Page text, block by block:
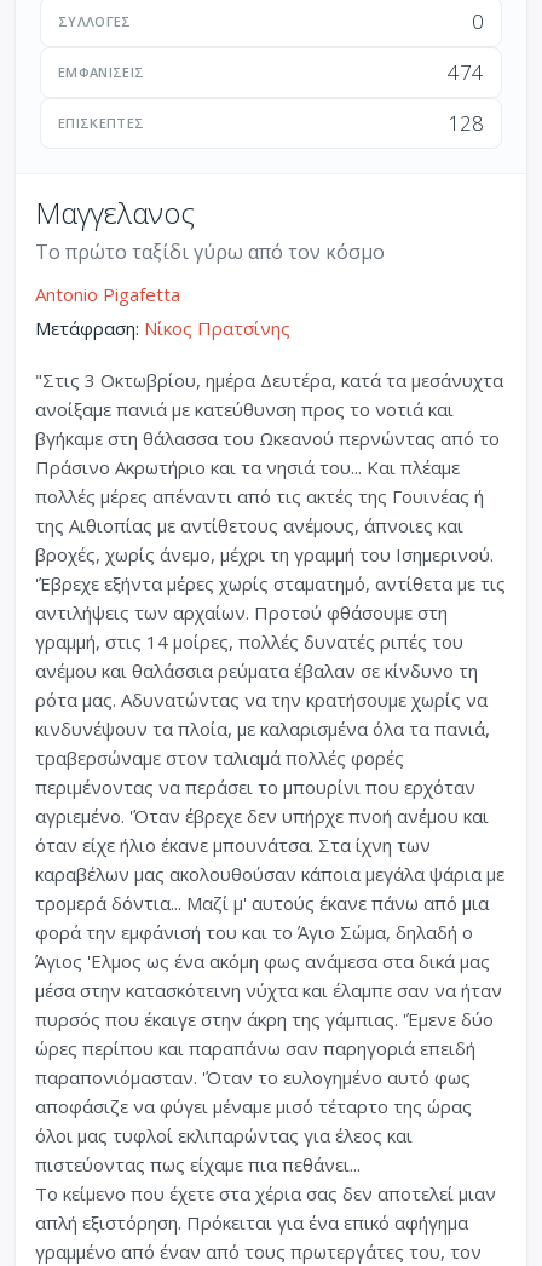
ΣΥΛΛΟΓΈΣ 0
ΕΜΦΑΝΊΣΕΙΣ 474
ΕΠΙΣΚΈΠΤΕΣ 128
Μαγγελανος
Το πρώτο ταξίδι γύρω από τον κόσμο
Antonio Pigafetta
Μετάφραση: Νίκος Πρατσίνης
"Στις 3 Οκτωβρίου, ημέρα Δευτέρα, κατά τα μεσάνυχτα
ανοίξαμε πανιά με κατεύθυνση προς το νοτιά και
βγήκαμε στη θάλασσα του Ωκεανού περνώντας από το
Πράσινο Ακρωτήριο και τα νησιά του... Και πλέαμε
πολλές μέρες απέναντι από τις ακτές της Γουινέας ή
της Αιθιοπίας με αντίθετους ανέμους, άπνοιες και
βροχές, χωρίς άνεμο, μέχρι τη γραμμή του Ισημερινού.
'Έβρεχε εξήντα μέρες χωρίς σταματημό, αντίθετα με τις
αντιλήψεις των αρχαίων. Προτού φθάσουμε στη
γραμμή, στις 14 μοίρες, πολλές δυνατές ριπές του
ανέμου και θαλάσσια ρεύματα έβαλαν σε κίνδυνο τη
ρότα μας. Αδυνατώντας να την κρατήσουμε χωρίς να
κινδυνέψουν τα πλοία, με καλαρισμένα όλα τα πανιά,
τραβερσώναμε στον ταλιαμά πολλές φορές
περιμένοντας να περάσει το μπουρίνι που ερχόταν
αγριεμένο. 'Όταν έβρεχε δεν υπήρχε πνοή ανέμου και
όταν είχε ήλιο έκανε μπουνάτσα. Στα ίχνη των
καραβέλων μας ακολουθούσαν κάποια μεγάλα ψάρια με
τρομερά δόντια... Μαζί μ' αυτούς έκανε πάνω από μια
φορά την εμφάνισή του και το Άγιο Σώμα, δηλαδή ο
Άγιος 'Ελμος ως ένα ακόμη φως ανάμεσα στα δικά μας
μέσα στην κατασκότεινη νύχτα και έλαμπε σαν να ήταν
πυρσός που έκαιγε στην άκρη της γάμπιας. 'Έμενε δύο
ώρες περίπου και παραπάνω σαν παρηγοριά επειδή
παραπονιόμασταν. 'Όταν το ευλογημένο αυτό φως
αποφάσιζε να φύγει μέναμε μισό τέταρτο της ώρας
όλοι μας τυφλοί εκλιπαρώντας για έλεος και
πιστεύοντας πως είχαμε πια πεθάνει...
Το κείμενο που έχετε στα χέρια σας δεν αποτελεί μιαν
απλή εξιστόρηση. Πρόκειται για ένα επικό αφήγημα
γραμμένο από έναν από τους πρωτεργάτες του, τον